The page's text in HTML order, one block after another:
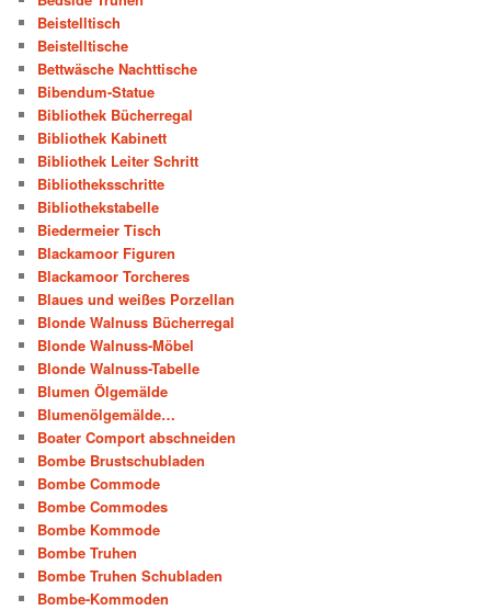
Beistelltisch
Beistelltische
Bettwäsche Nachttische
Bibendum-Statue
Bibliothek Bücherregal
Bibliothek Kabinett
Bibliothek Leiter Schritt
Bibliotheksschritte
Bibliothekstabelle
Biedermeier Tisch
Blackamoor Figuren
Blackamoor Torcheres
Blaues und weißes Porzellan
Blonde Walnuss Bücherregal
Blonde Walnuss-Möbel
Blonde Walnuss-Tabelle
Blumen Ölgemälde
Blumenölgemälde…
Boater Comport abschneiden
Bombe Brustschubladen
Bombe Commode
Bombe Commodes
Bombe Kommode
Bombe Truhen
Bombe Truhen Schubladen
Bombe-Kommoden